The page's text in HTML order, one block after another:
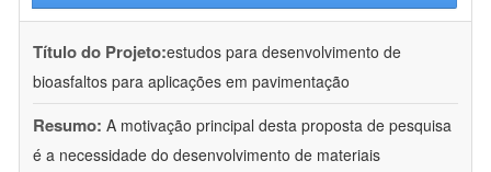
Título do Projeto:estudos para desenvolvimento de
bioasfaltos para aplicações em pavimentação
Resumo: A motivação principal desta proposta de pesquisa
é a necessidade do desenvolvimento de materiais